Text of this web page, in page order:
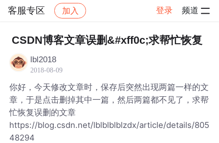
客服专区 加入 登录 频道
社区 客服专区 帖子详情
CSDN博客文章误删&#xff0c;求帮忙恢复
lbl2018
2018-08-09
你好，今天修改文章时，保存后突然出现两篇一样的文
章，于是点击删掉其中一篇，然后两篇都不见了，求帮
忙恢复误删的文章
https://blog.csdn.net/lblblblblzdx/article/details/805
48294